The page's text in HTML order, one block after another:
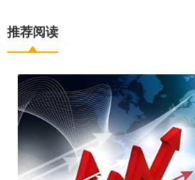
推荐阅读